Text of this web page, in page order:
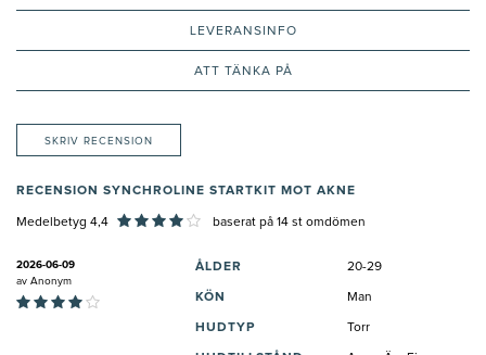
LEVERANSINFO
ATT TÄNKA PÅ
SKRIV RECENSION
RECENSION SYNCHROLINE STARTKIT MOT AKNE
Medelbetyg 4,4 baserat på 14 st omdömen
2026-06-09
av Anonym
ÅLDER 20-29
KÖN Man
HUDTYP Torr